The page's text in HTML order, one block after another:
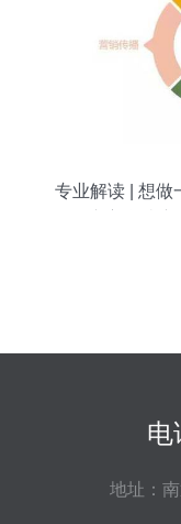
专业解读 | 想做
电
地址：